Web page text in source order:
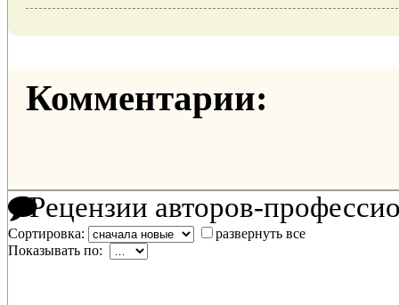
Комментарии:
Рецензии авторов-
Сортировка:
развернуть все
Показывать по: